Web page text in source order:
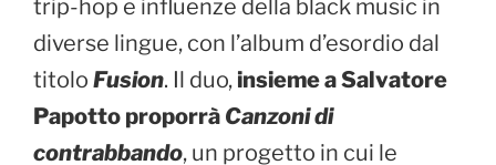
trip-hop e influenze della black music in
diverse lingue, con l’album d’esordio dal
titolo Fusion. Il duo, insieme a Salvatore
Papotto proporrà Canzoni di
contrabbando, un progetto in cui le